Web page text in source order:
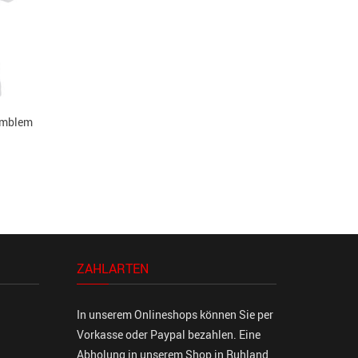
ZAHLARTEN
In unserem Onlineshops können Sie per
Vorkasse oder Paypal bezahlen. Eine
Abholung in unserem Shop in Ruhland